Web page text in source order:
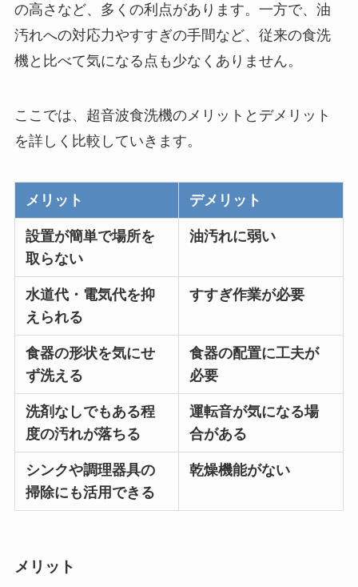
の高さなど、多くの利点があります。一方で、油
汚れへの対応力やすすぎの手間など、従来の食洗
機と比べて気になる点も少なくありません。
ここでは、超音波食洗機のメリットとデメリット
を詳しく比較していきます。
メリット デメリット
設置が簡単で場所を
取らない
油汚れに弱い
水道代・電気代を抑
えられる
すすぎ作業が必要
食器の形状を気にせ
ず洗える
食器の配置に工夫が
必要
洗剤なしでもある程
度の汚れが落ちる
運転音が気になる場
合がある
シンクや調理器具の
掃除にも活用できる
乾燥機能がない
メリット